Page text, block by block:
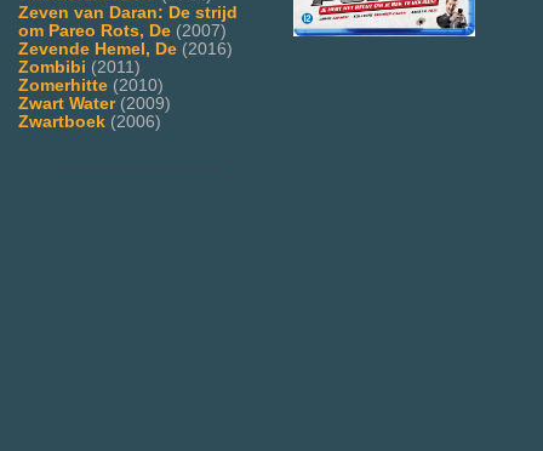
Zeven van Daran: De strijd
om Pareo Rots, De (2007)
Zevende Hemel, De (2016)
Zombibi (2011)
Zomerhitte (2010)
Zwart Water(2009)
Zwartboek (2006)